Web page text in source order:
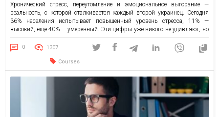
Хронический стресс, переутомление и эмоциональное выгорание —
реальность, с которой сталкивается каждый второй украинец. Сегодня
36% населения испытывает повышенный уровень стресса, 11% —
высокий, еще 40% — умеренный. Эти цифры уже никого не удивляют, но
красноречиво свидетельствуют об одном: запрос на профессиональную
психологическую поддержку и бережное отношение к физическому и
психическому здоровью не просто актуален, а критически необходим. […]
0 1307
Courses